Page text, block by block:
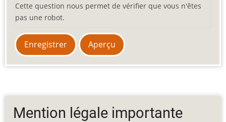
Cette question nous permet de vérifier que vous n'êtes
pas une robot.
Mention légale importante